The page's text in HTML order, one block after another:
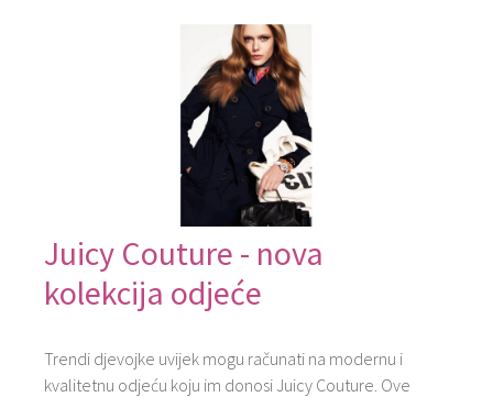
Juicy Couture - nova
kolekcija odjeće
Trendi djevojke uvijek mogu računati na modernu i
kvalitetnu odjeću koju im donosi Juicy Couture. Ove